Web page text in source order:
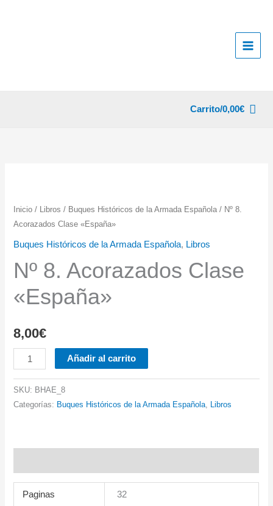
Carrito/0,00€
Inicio / Libros / Buques Históricos de la Armada Española / Nº 8.
Acorazados Clase «España»
Buques Históricos de la Armada Española, Libros
Nº 8. Acorazados Clase
«España»
8,00€
8.
Acorazados
Clase
Añadir al carrito
SKU: BHAE_8
Categorías: Buques Históricos de la Armada Española, Libros
Paginas 32